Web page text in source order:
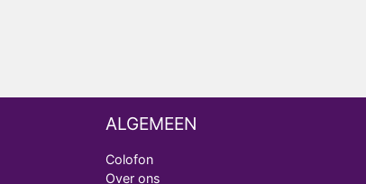
ALGEMEEN
Colofon
Over ons